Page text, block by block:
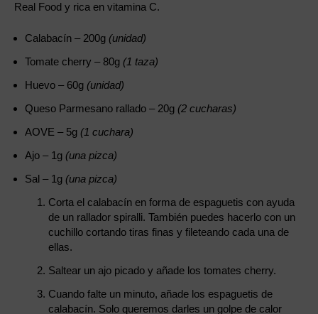
Real Food y rica en vitamina C.
Calabacín – 200g (unidad)
Tomate cherry – 80g (1 taza)
Huevo – 60g (unidad)
Queso Parmesano rallado – 20g (2 cucharas)
AOVE – 5g (1 cuchara)
Ajo – 1g (una pizca)
Sal – 1g (una pizca)
Corta el calabacín en forma de espaguetis con ayuda
de un rallador spiralli. También puedes hacerlo con un
cuchillo cortando tiras finas y fileteando cada una de
ellas.
Saltear un ajo picado y añade los tomates cherry.
Cuando falte un minuto, añade los espaguetis de
calabacín. Solo queremos darles un golpe de calor